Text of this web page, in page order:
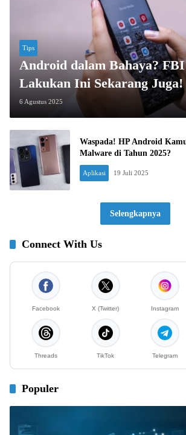
Tips
Android dalam Bahaya?
Lakukan Ini Sekarang Juga!
6 Agustus 2025
Waspada! HP Android
Malware di Tahun 2025?
Aplikasi 19 Juli 2025
Selengkapnya
Connect With Us
Facebook X (Twitter) Instagram
Threads TikTok Telegram
Populer